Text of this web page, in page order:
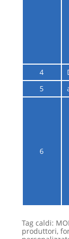
4
5
6
Tag caldi:
produttori,